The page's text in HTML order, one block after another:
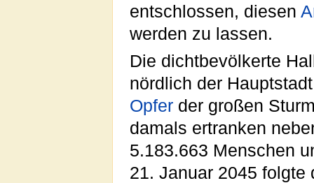
entschlossen, diesen
werden zu lassen.
Die dichtbevölkerte
nördlich der
Opfer der großen
damals ertranken
5.183.663 Menschen
21. Januar 2045 folgte